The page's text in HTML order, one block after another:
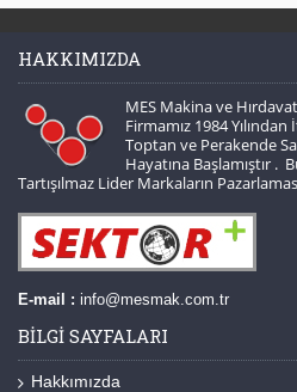
HAKKIMIZDA
MES Makina ve
Firmamız 1984
Toptan ve Perakende
Hayatına Başlamıştır .
Tartışılmaz Lider Markaların
E-mail : info@mesmak.com.tr
BILGI SAYFALARI
Hakkımızda